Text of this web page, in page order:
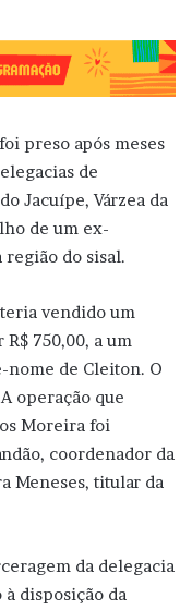
preso após meses
de
Jacuípe, Várzea da
de um ex-
região do sisal.
vendido um
R$ 750,00, a um
de Cleiton. O
operação que
Moreira foi
coordenador da
Meneses, titular da
da delegacia
disposição da